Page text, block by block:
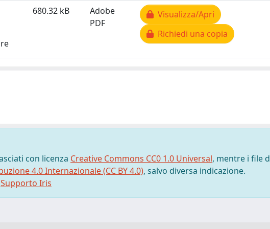
680.32 kB
Adobe
PDF
Visualizza/Apri
Richiedi una copia
con licenza Creative Commons CC0 1.0 Universal, mentre i file
4.0 Internazionale (CC BY 4.0), salvo diversa indicazione.
Supporto Iris